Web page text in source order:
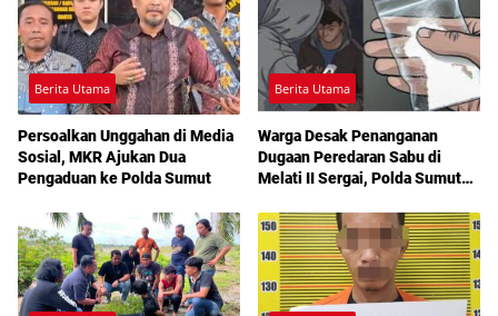
Berita Utama
Persoalkan Unggahan di Media
Sosial, MKR Ajukan Dua
Pengaduan ke Polda Sumut
Berita Utama
Warga Desak Penanganan
Dugaan Peredaran Sabu di
Melati II Sergai, Polda Sumut